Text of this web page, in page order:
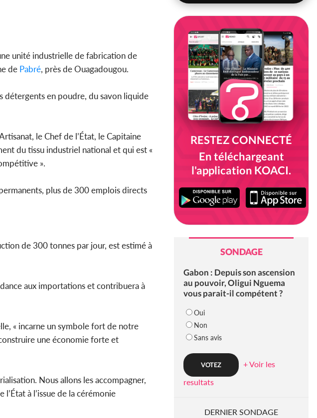
unité industrielle de fabrication de
de Pabré, près de Ouagadougou.
détergents en poudre, du savon liquide
le Chef de l’État, le Capitaine
du tissu industriel national et qui est «
».
plus de 300 emplois directs
de 300 tonnes par jour, est estimé à
aux importations et contribuera à
« incarne un symbole fort de notre
une économie forte et
Nous allons les accompagner,
à l’issue de la cérémonie
RESTEZ CONNECTÉ
En téléchargeant
l'application KOACI.
SONDAGE
Gabon : Depuis son ascension
au pouvoir, Oligui Nguema
vous parait-il compétent ?
Oui
Non
Sans avis
+ Voir les
resultats
DERNIER SONDAGE